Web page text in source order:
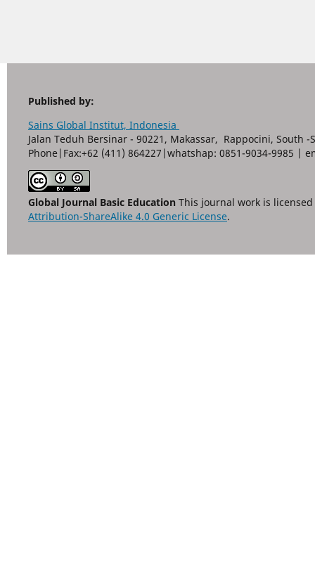
Published by:
Sains Global Institut, Indonesia
Jalan Teduh Bersinar - 90221, Makassar, Rappocini, South
Phone|Fax:+62 (411) 864227|whatshap: 0851-9034-9985 |
Global Journal Basic Education This journal work is
Attribution-ShareAlike 4.0 Generic License.